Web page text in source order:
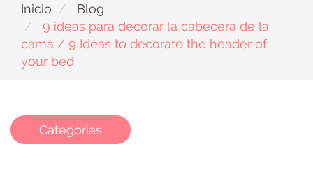
Inicio
Blog
9 ideas para decorar la cabecera de la
cama / 9 Ideas to decorate the header of
your bed
Categorias